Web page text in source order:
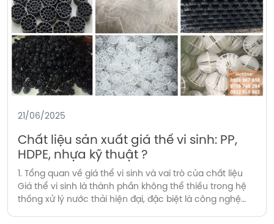
21/06/2025
Chất liệu sản xuất giá thể vi sinh: PP,
HDPE, nhựa kỹ thuật ?
1. Tổng quan về giá thể vi sinh và vai trò của chất liệu
Giá thể vi sinh là thành phần không thể thiếu trong hệ
thống xử lý nước thải hiện đại, đặc biệt là công nghệ